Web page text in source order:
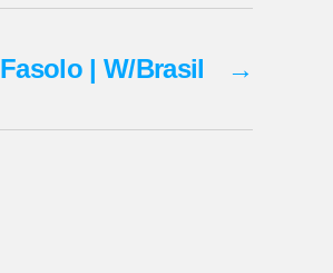
→
Fasolo | W/Brasil